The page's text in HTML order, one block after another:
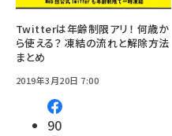
Twitterは年齢制限アリ！ 何歳か
ら使える？ 凍結の流れと解除方法
まとめ
2019年3月20日 7:00
90